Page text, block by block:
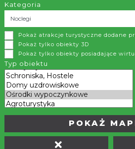
Kategoria
Pokaż atrakcje turystyczne dodane
Pokaż tylko obiekty 3D
Pokaż tylko obiekty posiadające
Typ obiektu
POKAŻ
Kiczyce
Ośrodek Wypoczynkowo-
w Kiczycach koło Skoczowa, nad
81 Katowice – Wisła
więcej >>